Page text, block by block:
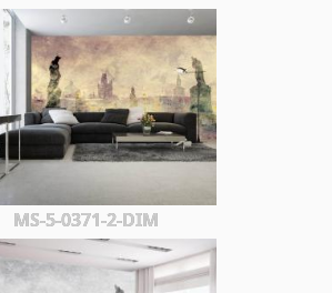
MS-5-0371-2-DIM